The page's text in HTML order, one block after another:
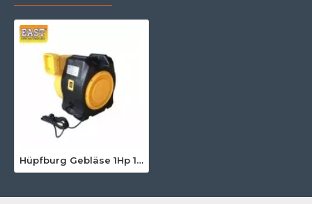
Hüpfburg Gebläse 1Hp 110V 950W UL